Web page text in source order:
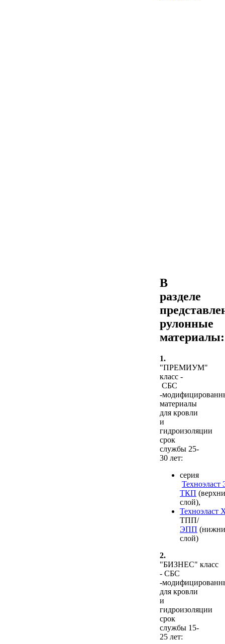
В
разделе
рулонные
материалы:
1.
"ПРЕМИУМ"
класс -
СБС
-
материалы
для кровли
и
гидроизоляции
срок
службы 25-
30 лет:
серия
ТКП
слой),
Техноэласт
ТПП/
ЭПП
слой)
2.
"БИЗНЕС" класс
- СБС
-
для кровли
и
гидроизоляции
срок
службы 15-
25 лет: